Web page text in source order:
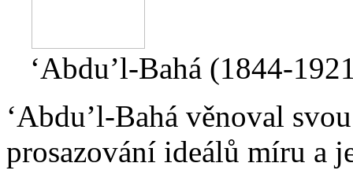
‘Abdu’l-Bahá (1844-
‘Abdu’l-Bahá věnoval
prosazování ideálů míru a